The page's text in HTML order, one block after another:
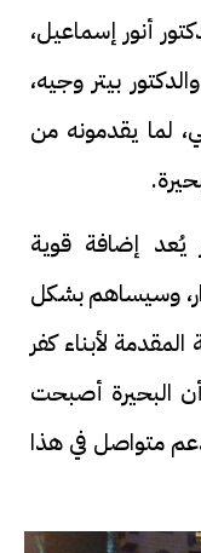
أنور إسماعيل،
بيتر وجيه،
لما يقدمونه من
يُعد إضافة قوية
وسيساهم بشكل
لأبناء كفر
أن البحيرة أصبحت
متواصل في هذا